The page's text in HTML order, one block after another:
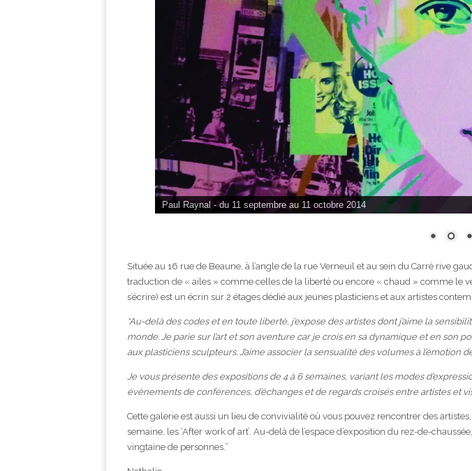
Paul Raynal - du 11 septembre au 11 octobre 2014
Située au 16 rue de Beaune, à l’angle de la rue Verneuil et au sein du Carré rive
traduction de « ailes » comme celles de la liberté ou encore « chaud » comme le
s’écrire) est un écrin sur 2 étages dédié aux jeunes plasticiens et aux artistes
“Au-delà des codes et en toute liberté, j’expose des artistes dont j’aime la
monde. Je parie sur l’art et son aventure car je crois en sa dynamique et en son
aux plasticiens sculpteurs. J’aime associer la sensualité des volumes à l’émotion
Je vous présente des expositions de 4 à 6 semaines, variant les modes
évènements de conférences, d’échanges et de regards croisés entre artistes et
Cette galerie est aussi un lieu de convivialité où vous pouvez rencontrer des
semaine, les ‘After work of art’. Au-delà de l’espace d’exposition du rez-de-
vingtaine de personnes.”